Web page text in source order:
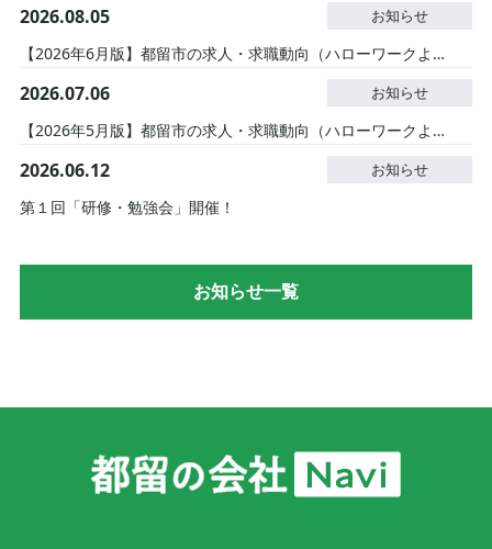
2026.08.05 お知らせ
【2026年6月版】都留市の求人・求職動向（ハローワークより）
2026.07.06 お知らせ
【2026年5月版】都留市の求人・求職動向（ハローワークより）
2026.06.12 お知らせ
第１回「研修・勉強会」開催！
お知らせ一覧